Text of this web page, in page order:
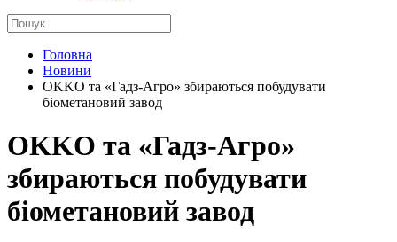
Головна
Новини
OKKO та «Гадз-Агро» збираються побудувати
біометановий завод
OKKO та «Гадз-Агро»
збираються побудувати
біометановий завод